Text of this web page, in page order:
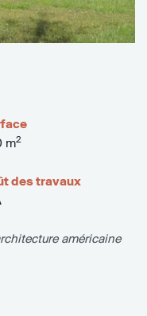
m2
des travaux
américaine